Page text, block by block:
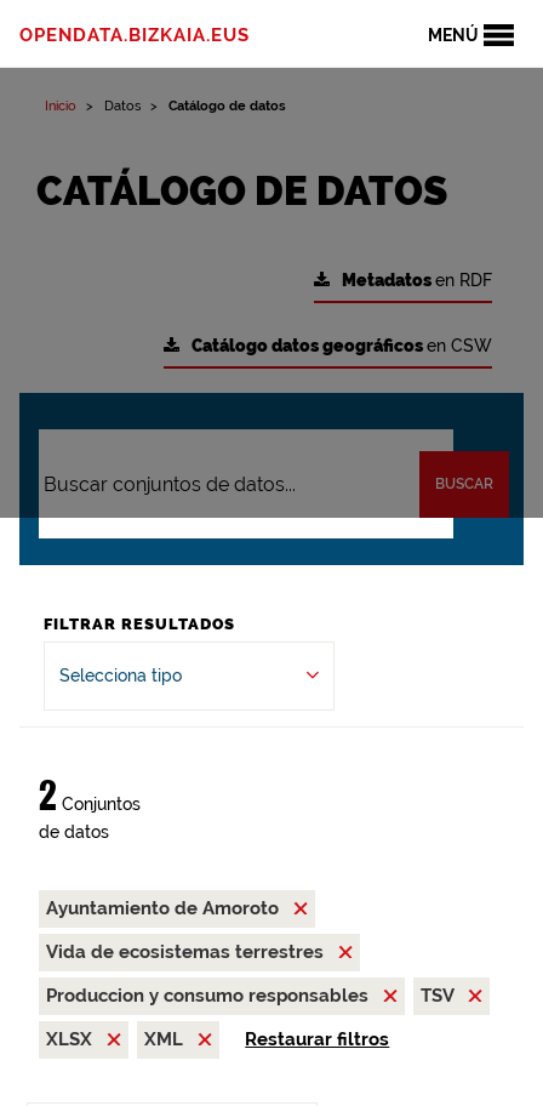
MENÚ
OPENDATA.BIZKAIA.EUS
Inicio Datos Catálogo de datos
CATÁLOGO DE DATOS
Metadatosen RDF
Catálogo datos geográficosen CSW
BUSCAR
FILTRAR RESULTADOS
Selecciona tipo
2 Conjuntos
de datos
Ayuntamiento de Amoroto
Vida de ecosistemas terrestres
Produccion y consumo responsables
TSV
XLSX
XML Restaurar filtros